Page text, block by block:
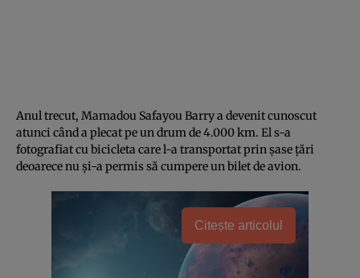
Anul trecut, Mamadou Safayou Barry a devenit cunoscut
atunci când a plecat pe un drum de 4.000 km. El s-a
fotografiat cu bicicleta care l-a transportat prin șase țări
deoarece nu și-a permis să cumpere un bilet de avion.
Citește articolul